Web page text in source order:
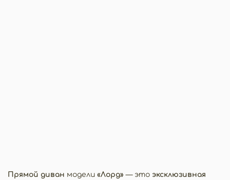
Прямой диван модели «Лорд» — это эксклюзивная